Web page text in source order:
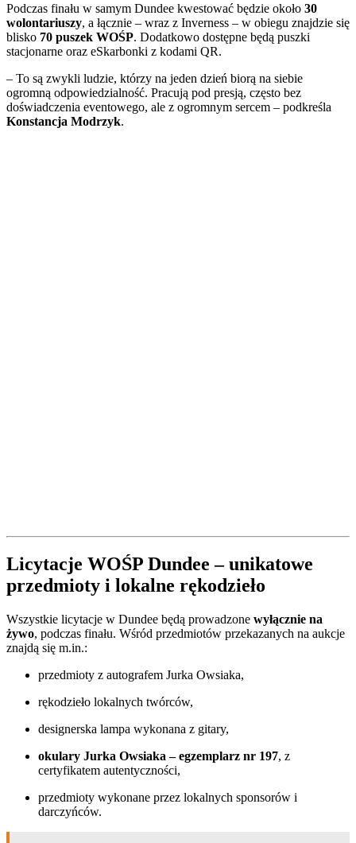
Podczas finału w samym Dundee kwestować będzie około 30
wolontariuszy, a łącznie – wraz z Inverness – w obiegu znajdzie się
blisko 70 puszek WOŚP. Dodatkowo dostępne będą puszki
stacjonarne oraz eSkarbonki z kodami QR.
– To są zwykli ludzie, którzy na jeden dzień biorą na siebie
ogromną odpowiedzialność. Pracują pod presją, często bez
doświadczenia eventowego, ale z ogromnym sercem – podkreśla
Konstancja Modrzyk.
Licytacje WOŚP Dundee – unikatowe
przedmioty i lokalne rękodzieło
Wszystkie licytacje w Dundee będą prowadzone wyłącznie na
żywo, podczas finału. Wśród przedmiotów przekazanych na aukcje
znajdą się m.in.:
przedmioty z autografem Jurka Owsiaka,
rękodzieło lokalnych twórców,
designerska lampa wykonana z gitary,
okulary Jurka Owsiaka – egzemplarz nr 197, z
certyfikatem autentyczności,
przedmioty wykonane przez lokalnych sponsorów i
darczyńców.